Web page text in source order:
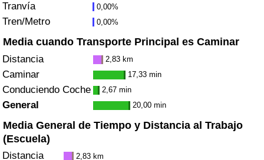
Tranvía 0,00%
Tren/Metro 0,00%
Media cuando Transporte Principal es Caminar
Distancia 2,83 km
Caminar 17,33 min
Conduciendo Coche 2,67 min
General 20,00 min
Media General de Tiempo y Distancia al Trabajo
(Escuela)
Distancia 2,83 km
Índice de Sanidad por País
Índice de Contaminación (Actual)
Índice de contaminación
Índice de Contaminación por País